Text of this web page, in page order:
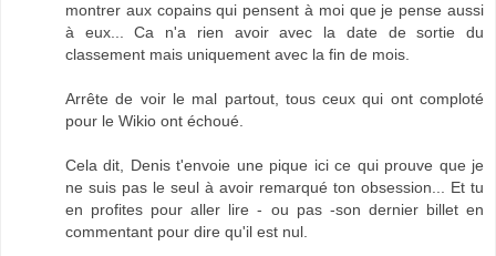
montrer aux copains qui pensent à moi que je pense aussi
à eux... Ca n'a rien avoir avec la date de sortie du
classement mais uniquement avec la fin de mois.
Arrête de voir le mal partout, tous ceux qui ont comploté
pour le Wikio ont échoué.
Cela dit, Denis t'envoie une pique ici ce qui prouve que je
ne suis pas le seul à avoir remarqué ton obsession... Et tu
en profites pour aller lire - ou pas -son dernier billet en
commentant pour dire qu'il est nul.